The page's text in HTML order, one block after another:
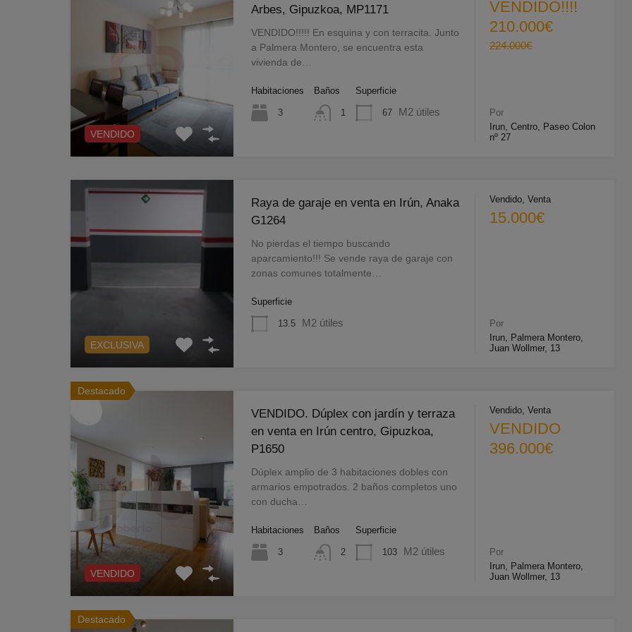
VENDIDO
Arbes, Gipuzkoa, MP1171
VENDIDO!!!!! En esquina y con terracita. Junto
a Palmera Montero, se encuentra esta
vivienda de…
Habitaciones
3
Baños
1
Superficie
67 M2 útiles
VENDIDO!!!!
210.000€
224.000€
Por
Irun, Centro, Paseo Colon
nº 27
EXCLUSIVA
Raya de garaje en venta en Irún, Anaka
G1264
No pierdas el tiempo buscando
aparcamiento!!! Se vende raya de garaje con
zonas comunes totalmente…
Superficie
13.5 M2 útiles
Vendido, Venta
15.000€
Por
Irun, Palmera Montero,
Juan Wollmer, 13
Destacado
VENDIDO
VENDIDO. Dúplex con jardín y terraza
en venta en Irún centro, Gipuzkoa,
P1650
Dúplex amplio de 3 habitaciones dobles con
armarios empotrados. 2 baños completos uno
con ducha…
Habitaciones
3
Baños
2
Superficie
103 M2 útiles
Vendido, Venta
VENDIDO
396.000€
Por
Irun, Palmera Montero,
Juan Wollmer, 13
Destacado